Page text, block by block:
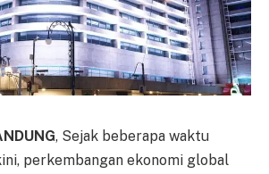
, Sejak beberapa waktu
perkembangan ekonomi global